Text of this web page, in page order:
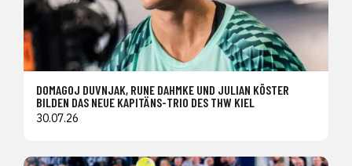
DOMAGOJ DUVNJAK, RUNE DAHMKE UND JULIAN KÖSTER
BILDEN DAS NEUE KAPITÄNS-TRIO DES THW KIEL
30.07.26